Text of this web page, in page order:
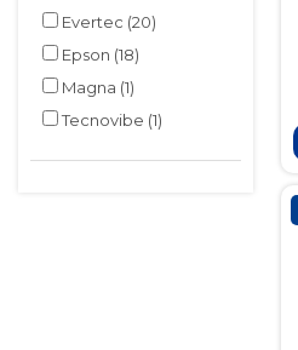
Evertec (20)
Epson (18)
Magna (1)
Tecnovibe (1)